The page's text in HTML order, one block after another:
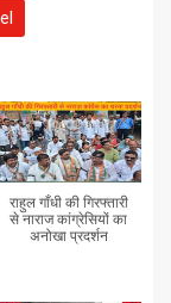
राहुल गाँधी की गिरफ्तारी
से नाराज कांग्रेसियों का
अनोखा प्रदर्शन